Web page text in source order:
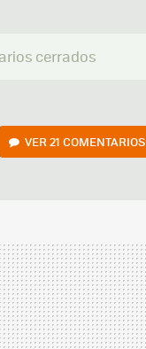
cerrados
VER21 COMENTARIOS